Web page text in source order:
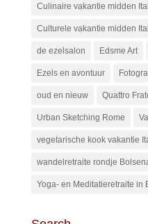
Culinaire vakantie midden
Culturele vakantie midden
de ezelsalon Edsme Art
Ezels en avontuur
oud en nieuw Quattro
Urban Sketching Rome
vegetarische kook vakantie
wandelretraite rondje
Yoga- en Meditatieretraite in